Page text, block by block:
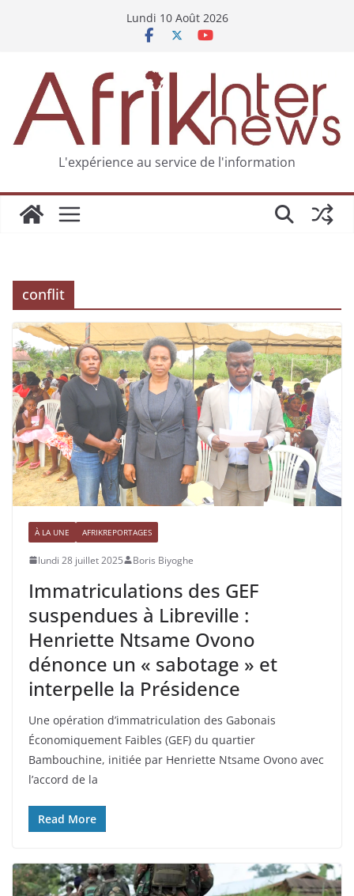
Lundi 10 Août 2026
L'expérience au service de l'information
conflit
À LA UNE AFRIKREPORTAGES
lundi 28 juillet 2025 Boris Biyoghe
Immatriculations des GEF
suspendues à Libreville :
Henriette Ntsame Ovono
dénonce un « sabotage » et
interpelle la Présidence
Une opération d’immatriculation des Gabonais
Économiquement Faibles (GEF) du quartier
Bambouchine, initiée par Henriette Ntsame Ovono avec
l’accord de la
Read More